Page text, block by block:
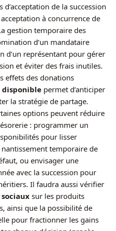
d’acceptation de la succession
à concurrence de
gestion temporaire des
d’un mandataire
d’un représentant pour gérer
et éviter des frais inutiles.
effets des donations
permet d’anticiper
la stratégie de partage.
options peuvent réduire
: programmer un
pour lisser
nantissement temporaire de
ou envisager une
avec la succession pour
Il faudra aussi vérifier
sur les produits
ainsi que la possibilité de
pour fractionner les gains